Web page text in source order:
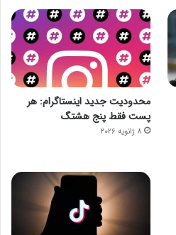
محدودیت جدید اینستاگرام: هر
پست فقط پنج هشتگ
8 ژانویه 2026